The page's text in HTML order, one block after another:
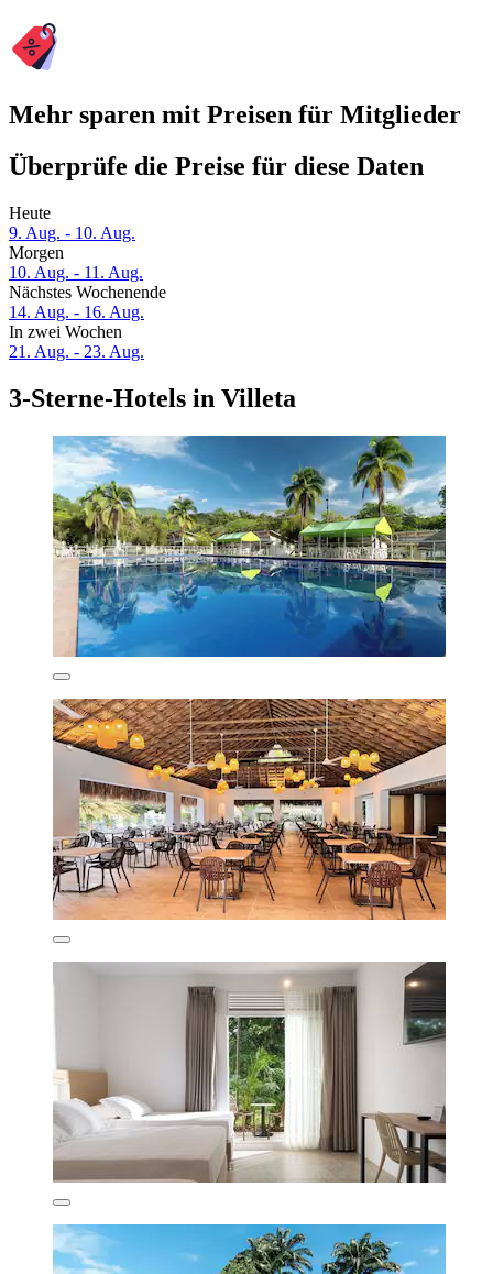
Mehr sparen mit Preisen für Mitglieder
Überprüfe die Preise für diese Daten
Heute
9. Aug. - 10. Aug.
Morgen
10. Aug. - 11. Aug.
Nächstes Wochenende
14. Aug. - 16. Aug.
In zwei Wochen
21. Aug. - 23. Aug.
3-Sterne-Hotels in Villeta